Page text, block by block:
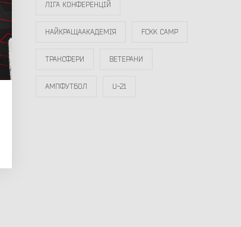
ЛІГА КОНФЕРЕНЦІЙ
НАЙКРАЩААКАДЕМІЯ FCKK CAMP
ТРАНСФЕРИ ВЕТЕРАНИ
АМПФУТБОЛ U-21